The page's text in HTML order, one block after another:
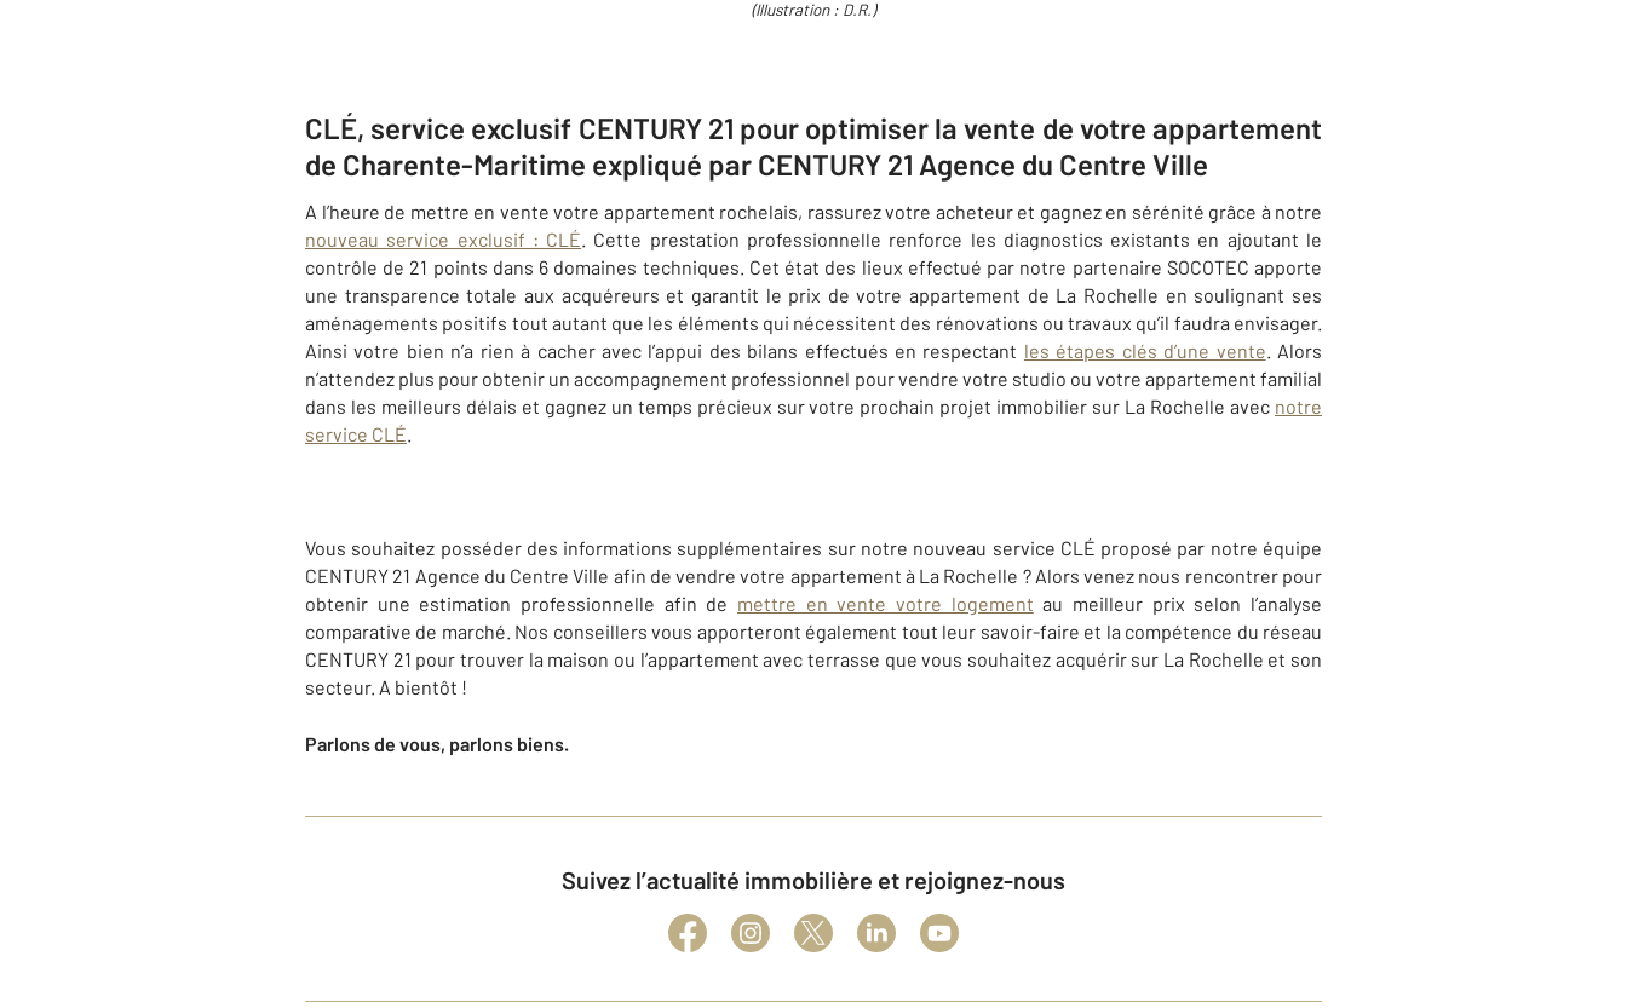
(Illustration : D.R.)
CLÉ, service exclusif CENTURY 21 pour optimiser la vente de votre appartement
de Charente-Maritime expliqué par CENTURY 21 Agence du Centre Ville
A l’heure de mettre en vente votre appartement rochelais, rassurez votre acheteur et gagnez en sérénité grâce à notre
nouveau service exclusif : CLÉ. Cette prestation professionnelle renforce les diagnostics existants en ajoutant le
contrôle de 21 points dans 6 domaines techniques. Cet état des lieux effectué par notre partenaire SOCOTEC apporte
une transparence totale aux acquéreurs et garantit le prix de votre appartement de La Rochelle en soulignant ses
aménagements positifs tout autant que les éléments qui nécessitent des rénovations ou travaux qu’il faudra envisager.
Ainsi votre bien n’a rien à cacher avec l’appui des bilans effectués en respectant les étapes clés d’une vente. Alors
n’attendez plus pour obtenir un accompagnement professionnel pour vendre votre studio ou votre appartement familial
dans les meilleurs délais et gagnez un temps précieux sur votre prochain projet immobilier sur La Rochelle avec notre
service CLÉ.
Vous souhaitez posséder des informations supplémentaires sur notre nouveau service CLÉ proposé par notre équipe
CENTURY 21 Agence du Centre Ville afin de vendre votre appartement à La Rochelle ? Alors venez nous rencontrer pour
obtenir une estimation professionnelle afin de mettre en vente votre logement au meilleur prix selon l’analyse
comparative de marché. Nos conseillers vous apporteront également tout leur savoir-faire et la compétence du réseau
CENTURY 21 pour trouver la maison ou l’appartement avec terrasse que vous souhaitez acquérir sur La Rochelle et son
secteur. A bientôt !
Parlons de vous, parlons biens.
Suivez l’actualité immobilière et rejoignez-nous